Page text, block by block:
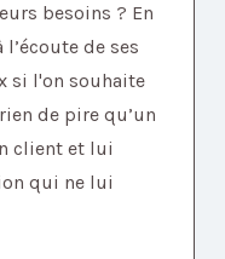
besoins ? En
de ses
si l'on souhaite
de pire qu’un
client et lui
qui ne lui